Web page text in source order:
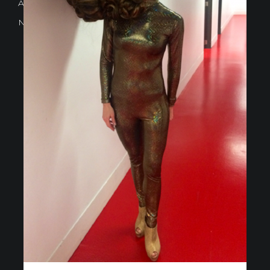
Avd. Comercial 20 Barañain (Navarra)
Nota Legal
Privacidad· Política de Cookies